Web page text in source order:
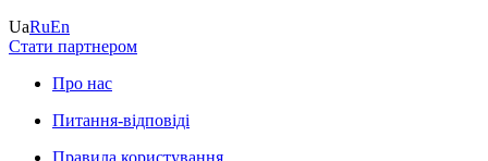
UaRuEn
Стати партнером
Про нас
Питання-відповіді
Правила користування